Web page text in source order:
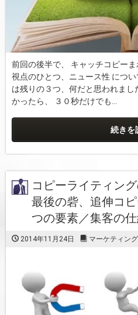
前回の後半で、 キャッチコピー
視点のひとつ、ニュース性 につ
は残りの３つ、何だと思われま
かったら、 ３０秒だけでも...
続きを
コピーライティン
最後の砦、追伸コ
つの要素／集客の
2014年11月24日 マーケティン